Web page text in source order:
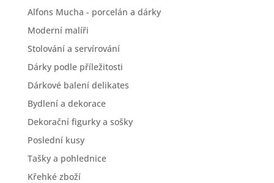
Alfons Mucha - porcelán a dárky
Moderní malíři
Stolování a servírování
Dárky podle příležitosti
Dárkové balení delikates
Bydlení a dekorace
Dekorační figurky a sošky
Poslední kusy
Tašky a pohlednice
Křehké zboží